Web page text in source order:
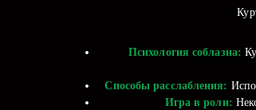
Психология соблазна:
Способы расслабления:
Игра в роли: